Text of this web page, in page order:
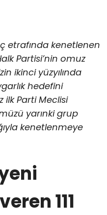
etrafında kenetlenen
Partisi’nin omuz
ikinci yüzyılında
hedefini
ilk Parti Meclisi
yarınki grup
kenetlenmeye
111